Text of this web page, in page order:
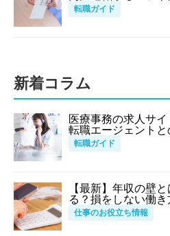
転職ガイド
新着コラム
医療事務の求人サ
転職エージェント
転職ガイド
【最新】年収の壁
る？損をしない働き
仕事のお役立ち情報